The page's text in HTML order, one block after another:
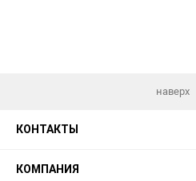
наверх
КОНТАКТЫ
КОМПАНИЯ